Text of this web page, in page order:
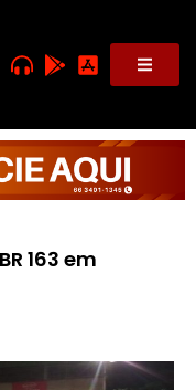
163 em